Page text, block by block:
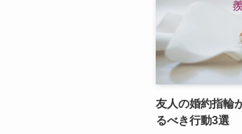
友人の婚約指輪
るべき行動3選